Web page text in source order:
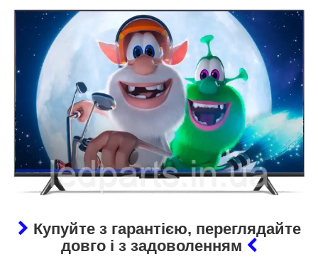
Купуйте з гарантією, переглядайте
довго і з задоволенням